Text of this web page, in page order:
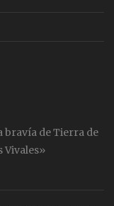
bravía de Tierra de
Vivales»